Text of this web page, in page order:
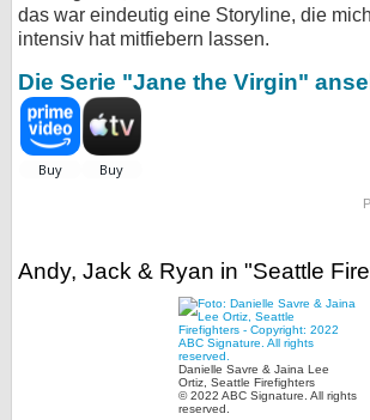
das war eindeutig eine Storyline, die
intensiv hat mitfiebern lassen.
Die Serie "Jane the Virgin"
Andy, Jack & Ryan in "Seattle
Danielle Savre & Jaina Lee
Ortiz, Seattle Firefighters
© 2022 ABC Signature. All rights
reserved.